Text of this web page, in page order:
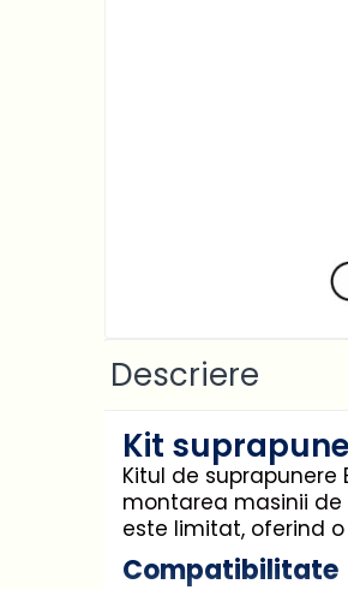
Accesorii Piese Aer Conditionat
Casa si gradina
Home & Deco
Dezinfectanti
Accesorii Audio Hi-Fi
Descriere
Kit
Kitul de suprapunere
montarea masinii de
este limitat, oferind
Compatibilitate